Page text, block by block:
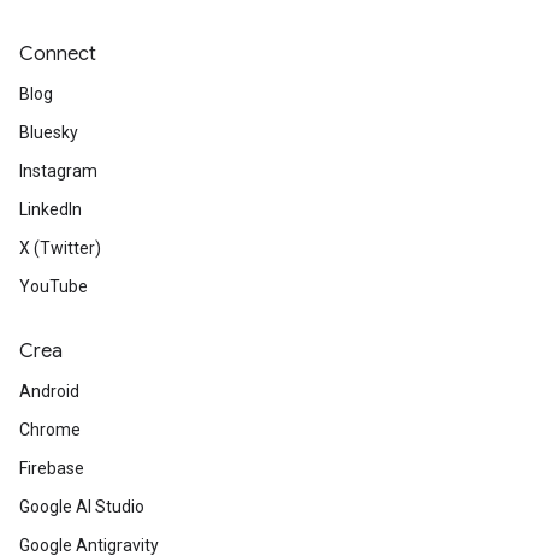
Connect
Blog
Bluesky
Instagram
LinkedIn
X (Twitter)
YouTube
Crea
Android
Chrome
Firebase
Google AI Studio
Google Antigravity